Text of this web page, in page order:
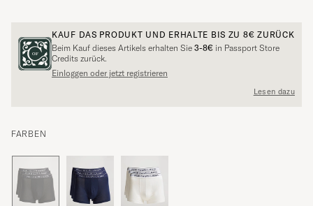
KAUF DAS PRODUKT UND ERHALTE BIS ZU 8€ ZURÜCK
Beim Kauf dieses Artikels erhalten Sie 3-8€ in Passport Store
Credits zurück.
Einloggen oder jetzt registrieren
Lesen dazu
FARBEN